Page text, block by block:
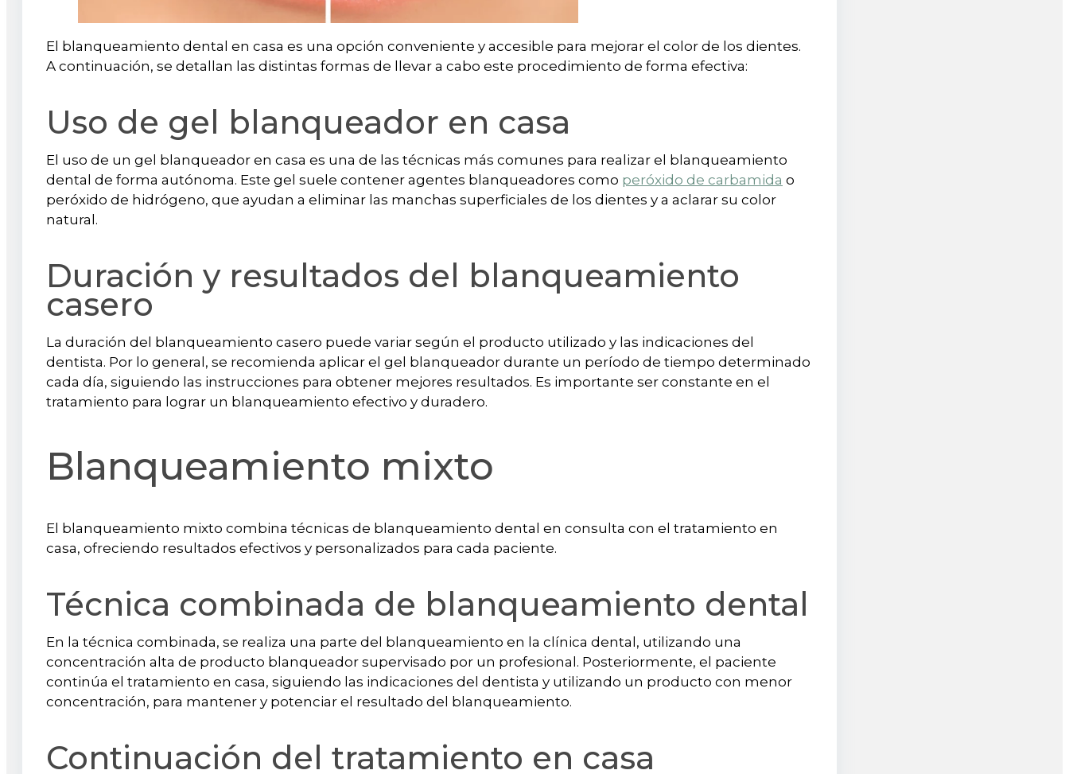
El blanqueamiento dental en casa es una opción conveniente y accesible para mejorar el color de los dientes.
A continuación, se detallan las distintas formas de llevar a cabo este procedimiento de forma efectiva:
Uso de gel blanqueador en casa
El uso de un gel blanqueador en casa es una de las técnicas más comunes para realizar el blanqueamiento
dental de forma autónoma. Este gel suele contener agentes blanqueadores como peróxido de carbamida o
peróxido de hidrógeno, que ayudan a eliminar las manchas superficiales de los dientes y a aclarar su color
natural.
Duración y resultados del blanqueamiento
casero
La duración del blanqueamiento casero puede variar según el producto utilizado y las indicaciones del
dentista. Por lo general, se recomienda aplicar el gel blanqueador durante un período de tiempo determinado
cada día, siguiendo las instrucciones para obtener mejores resultados. Es importante ser constante en el
tratamiento para lograr un blanqueamiento efectivo y duradero.
Blanqueamiento mixto
El blanqueamiento mixto combina técnicas de blanqueamiento dental en consulta con el tratamiento en
casa, ofreciendo resultados efectivos y personalizados para cada paciente.
Técnica combinada de blanqueamiento dental
En la técnica combinada, se realiza una parte del blanqueamiento en la clínica dental, utilizando una
concentración alta de producto blanqueador supervisado por un profesional. Posteriormente, el paciente
continúa el tratamiento en casa, siguiendo las indicaciones del dentista y utilizando un producto con menor
concentración, para mantener y potenciar el resultado del blanqueamiento.
Continuación del tratamiento en casa